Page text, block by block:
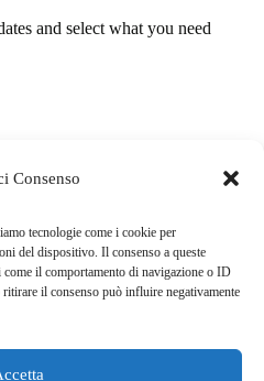
Consenso
tecnologie come i cookie per
del dispositivo. Il consenso a queste
come il comportamento di navigazione o ID
il consenso può influire negativamente
and select what you need